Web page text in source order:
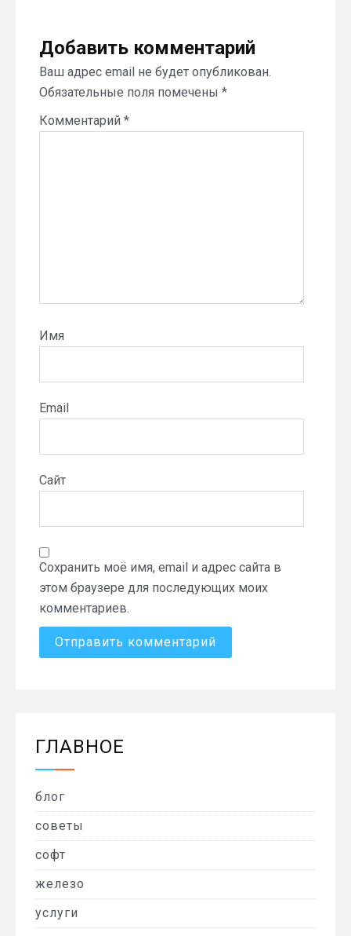
Добавить комментарий
Ваш адрес email не будет опубликован.
Обязательные поля помечены *
Комментарий *
Имя
Email
Сайт
Сохранить моё имя, email и адрес сайта в
этом браузере для последующих моих
комментариев.
ГЛАВНОЕ
блог
советы
софт
железо
услуги